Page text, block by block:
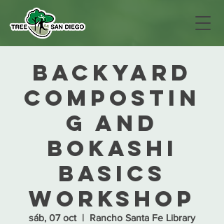
Backyard
Compostin
g and
Bokashi
Basics
Workshop
sáb, 07 oct
  |
Rancho Santa Fe Library